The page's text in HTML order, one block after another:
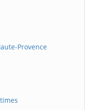
Provence